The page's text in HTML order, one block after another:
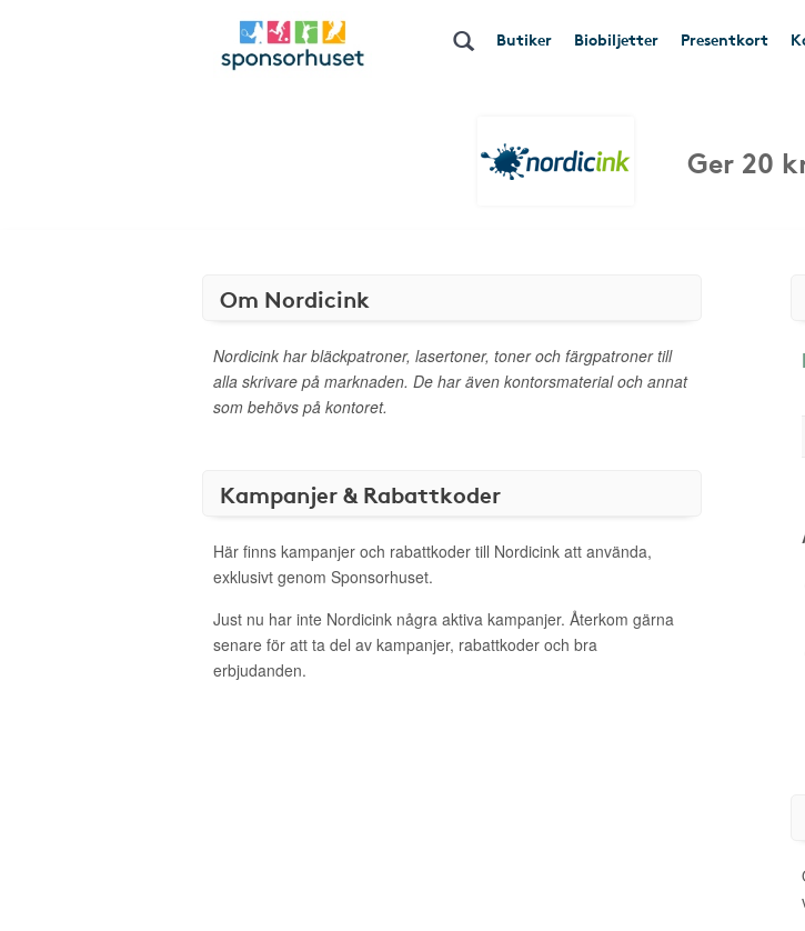
Butiker Biobiljetter Presentkort
Ger 20
Om Nordicink
Nordicink har bläckpatroner, lasertoner, toner och färgpatroner till
alla skrivare på marknaden. De har även kontorsmaterial och annat
som behövs på kontoret.
Kampanjer & Rabattkoder
Här finns kampanjer och rabattkoder till Nordicink att använda,
exklusivt genom Sponsorhuset.
Just nu har inte Nordicink några aktiva kampanjer. Återkom gärna
senare för att ta del av kampanjer, rabattkoder och bra
erbjudanden.